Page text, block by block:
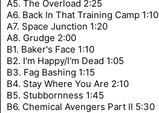
A5. The Overload 2:25
A6. Back In That Training Camp 1:10
A7. Space Junction 1:20
A8. Grudge 2:00
B1. Baker's Face 1:10
B2. I'm Happy/I'm Dead 1:05
B3. Fag Bashing 1:15
B4. Stay Where You Are 2:10
B5. Stubbornness 1:45
B6. Chemical Avengers Part II 5:30